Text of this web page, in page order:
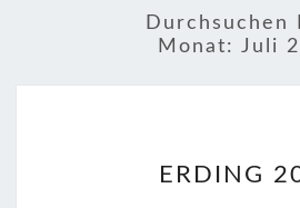
Durchsuchen
Monat: Juli
2024
ERDING